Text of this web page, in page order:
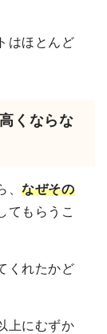
はほとんど
くならな
、なぜその
てもらうこ
くれたかど
上にむずか